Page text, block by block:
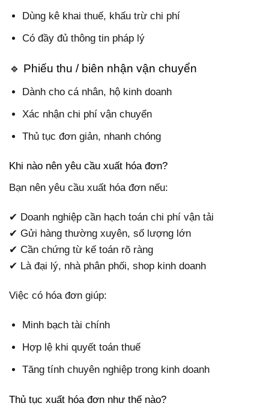
Dùng kê khai thuế, khấu trừ chi phí
Có đầy đủ thông tin pháp lý
🔹 Phiếu thu / biên nhận vận chuyển
Dành cho cá nhân, hộ kinh doanh
Xác nhận chi phí vận chuyển
Thủ tục đơn giản, nhanh chóng
Khi nào nên yêu cầu xuất hóa đơn?
Bạn nên yêu cầu xuất hóa đơn nếu:
✔ Doanh nghiệp cần hạch toán chi phí vận tải
✔ Gửi hàng thường xuyên, số lượng lớn
✔ Cần chứng từ kế toán rõ ràng
✔ Là đại lý, nhà phân phối, shop kinh doanh
Việc có hóa đơn giúp:
Minh bạch tài chính
Hợp lệ khi quyết toán thuế
Tăng tính chuyên nghiệp trong kinh doanh
Thủ tục xuất hóa đơn như thế nào?